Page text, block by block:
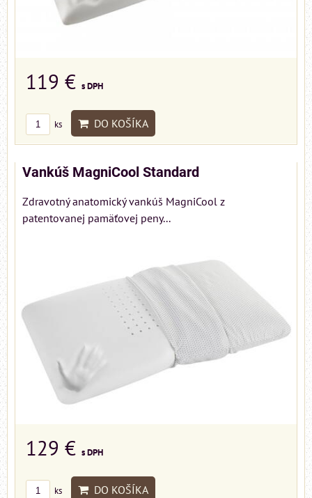
119 € s DPH
ks DO KOŠÍKA
Vankúš MagniCool Standard
Zdravotný anatomický vankúš MagniCool z
patentovanej pamäťovej peny...
129 € s DPH
ks DO KOŠÍKA